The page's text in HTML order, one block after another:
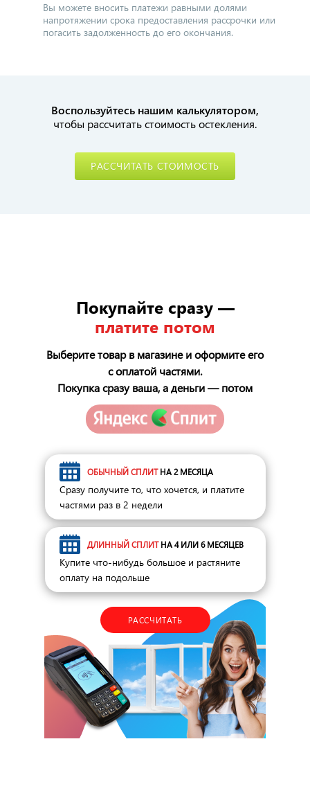
Вы можете вносить платежи равными долями
напротяжении срока предоставления рассрочки или
погасить задолженность до его окончания.
Воспользуйтесь нашим калькулятором,
чтобы рассчитать стоимость остекления.
РАССЧИТАТЬ СТОИМОСТЬ
Покупайте сразу —
платите потом
Выберите товар в магазине и оформите его
с оплатой частями.
Покупка сразу ваша, а деньги — потом
ОБЫЧНЫЙ СПЛИТНА 2 МЕСЯЦА
Сразу получите то, что хочется, и платите
частями раз в 2 недели
ДЛИННЫЙ СПЛИТНА 4 ИЛИ 6 МЕСЯЦЕВ
Купите что-нибудь большое и растяните
оплату на подольше
РАССЧИТАТЬ